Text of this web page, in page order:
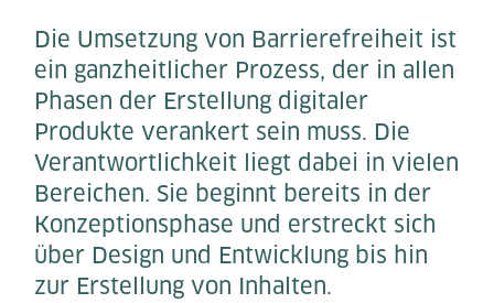
Die Umsetzung von Barrierefreiheit ist
ein ganzheitlicher Prozess, der in allen
Phasen der Erstellung digitaler
Produkte verankert sein muss. Die
Verantwortlichkeit liegt dabei in vielen
Bereichen. Sie beginnt bereits in der
Konzeptionsphase und erstreckt sich
über Design und Entwicklung bis hin
zur Erstellung von Inhalten.